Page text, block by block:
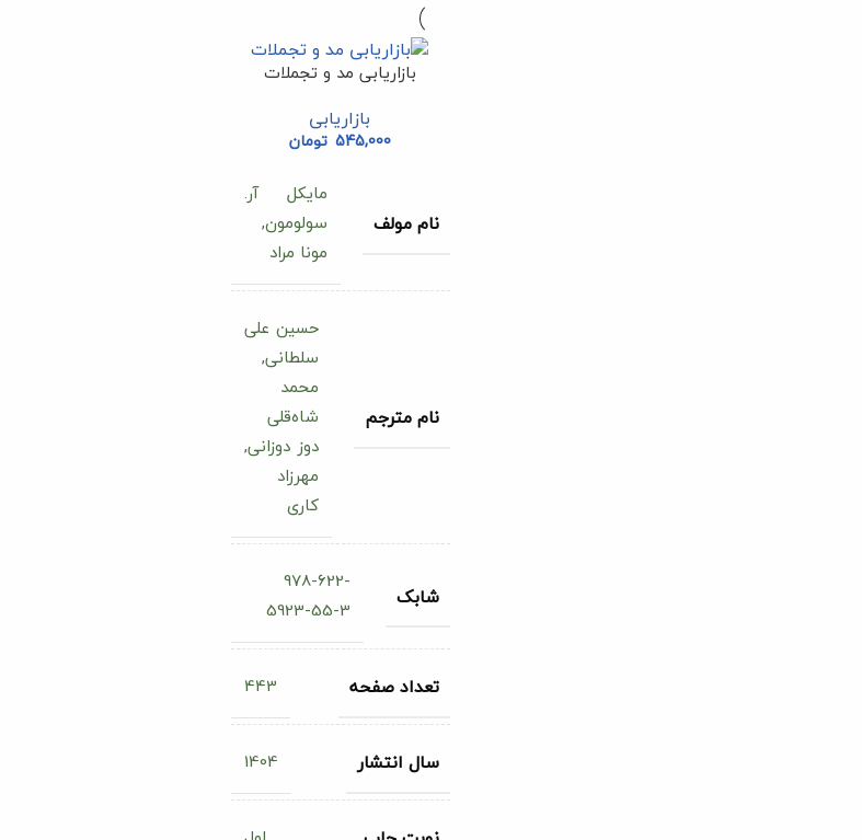
بازاریابی مد و تجملات
بازاریابی
545,000 تومان
نام مولف
مایکل آر.
سولومون,
مونا مراد
نام مترجم
حسین علی
سلطانی,
محمد
شاه‌قلی
دوز دوزانی,
مهرزاد
کاری
شابک
978-622-
5923-55-3
تعداد صفحه 443
سال انتشار 1404